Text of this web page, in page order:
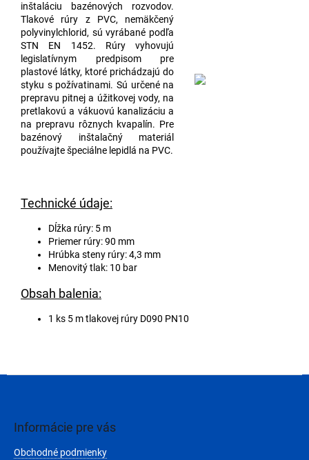
inštaláciu bazénových rozvodov.
Tlakové rúry z PVC, nemäkčený
polyvinylchlorid, sú vyrábané podľa
STN EN 1452. Rúry vyhovujú
legislatívnym predpisom pre
plastové látky, ktoré prichádzajú do
styku s požívatinami. Sú určené na
prepravu pitnej a úžitkovej vody, na
pretlakovú a vákuovú kanalizáciu a
na prepravu rôznych kvapalín. Pre
bazénový inštalačný materiál
používajte špeciálne lepidlá na PVC.
Technické údaje:
Dĺžka rúry: 5 m
Priemer rúry: 90 mm
Hrúbka steny rúry: 4,3 mm
Menovitý tlak: 10 bar
Obsah balenia:
1 ks 5 m tlakovej rúry D090 PN10
Informácie pre vás
Obchodné podmienky